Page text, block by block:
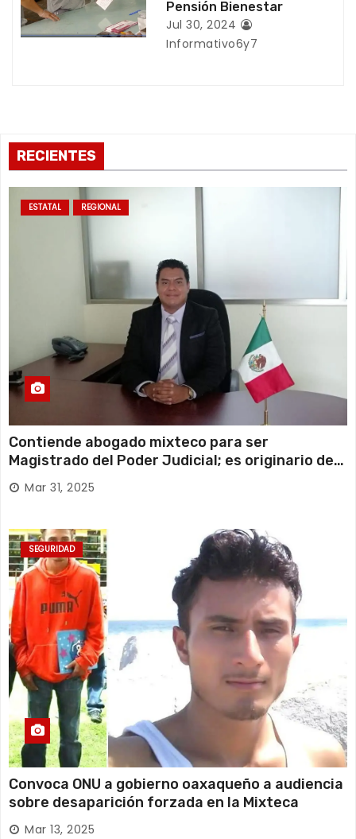
a
Pensión Bienestar
Jul 30, 2024
Informativo6y7
RECIENTES
ESTATAL REGIONAL
Contiende abogado mixteco para ser
Magistrado del Poder Judicial; es originario de
Huajuapan de León
Mar 31, 2025
SEGURIDAD
Convoca ONU a gobierno oaxaqueño a audiencia
sobre desaparición forzada en la Mixteca
Mar 13, 2025